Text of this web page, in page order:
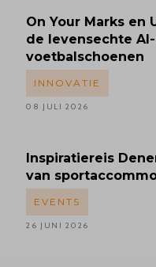
On Your Marks en
de levensechte
voetbalschoenen
INNOVATIE
08 JULI 2026
Inspiratiereis
van
EVENTS
26 JUNI 2026